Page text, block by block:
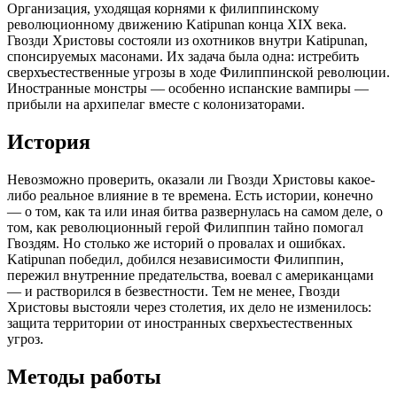
Организация, уходящая корнями к филиппинскому
революционному движению Katipunan конца XIX века.
Гвозди Христовы состояли из охотников внутри Katipunan,
спонсируемых масонами. Их задача была одна: истребить
сверхъестественные угрозы в ходе Филиппинской революции.
Иностранные монстры — особенно испанские вампиры —
прибыли на архипелаг вместе с колонизаторами.
История
Невозможно проверить, оказали ли Гвозди Христовы какое-
либо реальное влияние в те времена. Есть истории, конечно
— о том, как та или иная битва развернулась на самом деле, о
том, как революционный герой Филиппин тайно помогал
Гвоздям. Но столько же историй о провалах и ошибках.
Katipunan победил, добился независимости Филиппин,
пережил внутренние предательства, воевал с американцами
— и растворился в безвестности. Тем не менее, Гвозди
Христовы выстояли через столетия, их дело не изменилось:
защита территории от иностранных сверхъестественных
угроз.
Методы работы